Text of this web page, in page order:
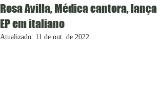
Rosa Avilla, Médica cantora, lança
EP em italiano
Atualizado: 11 de out. de 2022